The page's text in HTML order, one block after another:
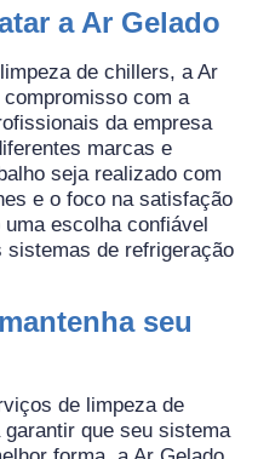
a Ar Gelado
de chillers, a Ar
com a
da empresa
marcas e
seja realizado com
e o foco na satisfação
escolha confiável
sistemas de refrigeração
seu
de limpeza de
que seu sistema